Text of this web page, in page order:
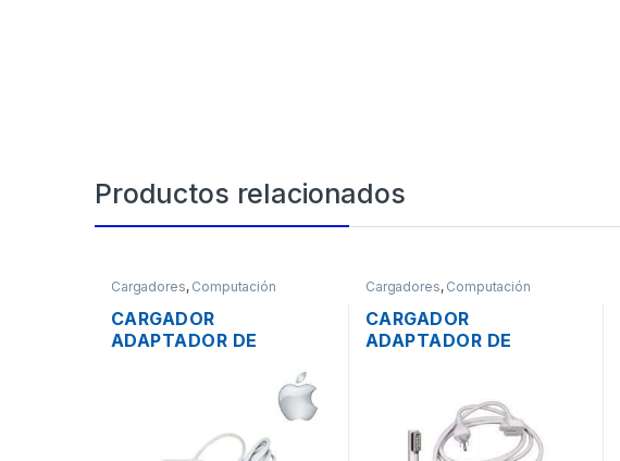
Productos relacionados
Cargadores, Computación
CARGADOR
ADAPTADOR DE
A1374 PARA MACBOOK
AIR MAGSAFE 15.4V 3.1A
Cargadores, Computación
CARGADOR
ADAPTADOR DE
16.5V 3.65A 60W
ORIGINAL + CABLE DE
PODER